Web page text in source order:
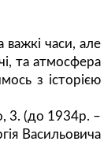
часи, але
та атмосфера
з історією
3. (до 1934р. –
Васильовича